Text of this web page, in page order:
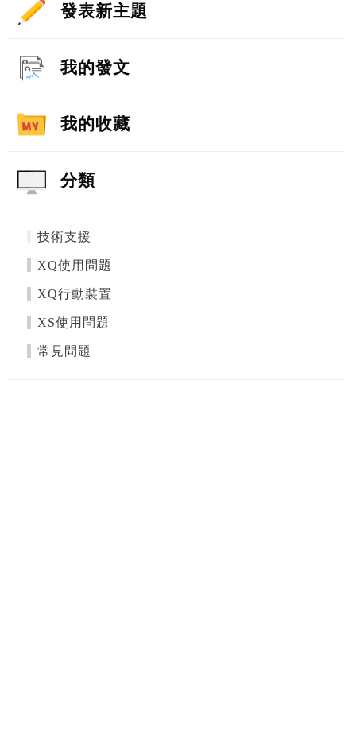
發表新主題
我的發文
我的收藏
分類
技術支援
XQ使用問題
XQ行動裝置
XS使用問題
常見問題